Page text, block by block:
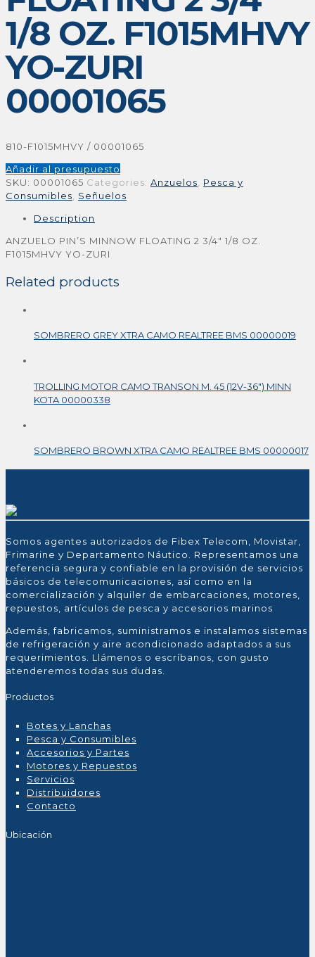
1/8 OZ. F1015MHVY
YO-ZURI
00001065
810-F1015MHVY / 00001065
Añadir al presupuesto
SKU: 00001065 Categories: Anzuelos
Pesca y
Consumibles
Señuelos
Description
ANZUELO PIN’S MINNOW FLOATING 2 3/4″ 1/8 OZ.
F1015MHVY YO-ZURI
Related products
SOMBRERO GREY XTRA CAMO REALTREE BMS 00000019
TROLLING MOTOR CAMO TRANSON M. 45 (12V-36″) MINN
KOTA 00000338
SOMBRERO BROWN XTRA CAMO REALTREE BMS 00000017
Somos agentes autorizados de Fibex Telecom, Movistar,
Frimarine y Departamento Náutico. Representamos una
referencia segura y confiable en la provisión de servicios
básicos de telecomunicaciones, así como en la
comercialización y alquiler de embarcaciones, motores,
repuestos, artículos de pesca y accesorios marinos
Además, fabricamos, suministramos e instalamos sistemas
de refrigeración y aire acondicionado adaptados a sus
requerimientos. Llámenos o escríbanos, con gusto
atenderemos todas sus dudas.
Productos
Botes y Lanchas
Pesca y Consumibles
Accesorios y Partes
Motores y Repuestos
Servicios
Distribuidores
Contacto
Ubicación